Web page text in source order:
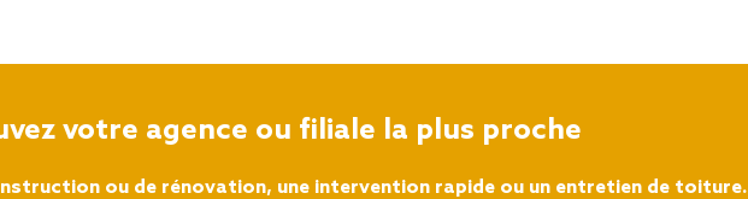
votre agence ou filiale la plus proche
ou de rénovation, une intervention rapide ou un entretien de toiture.